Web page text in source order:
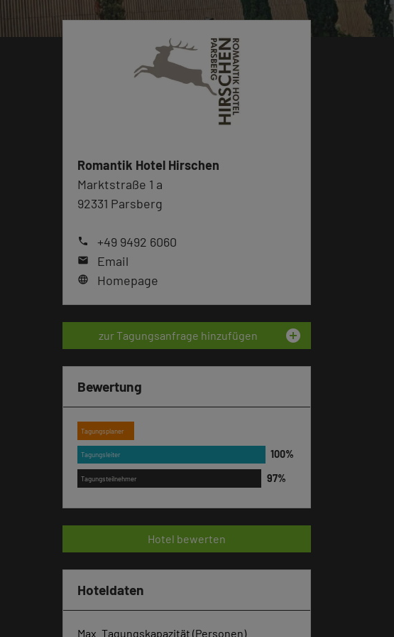
Romantik Hotel Hirschen
Marktstraße 1 a
92331 Parsberg
phone +49 9492 6060
mail Email
language Homepage
zur Tagungsanfrage hinzufügen add_circle
Bewertung
Tagungsplaner
Tagungsleiter
Tagungsteilnehmer
Hotel bewerten
Hoteldaten
Max. Tagungskapazität (Personen)